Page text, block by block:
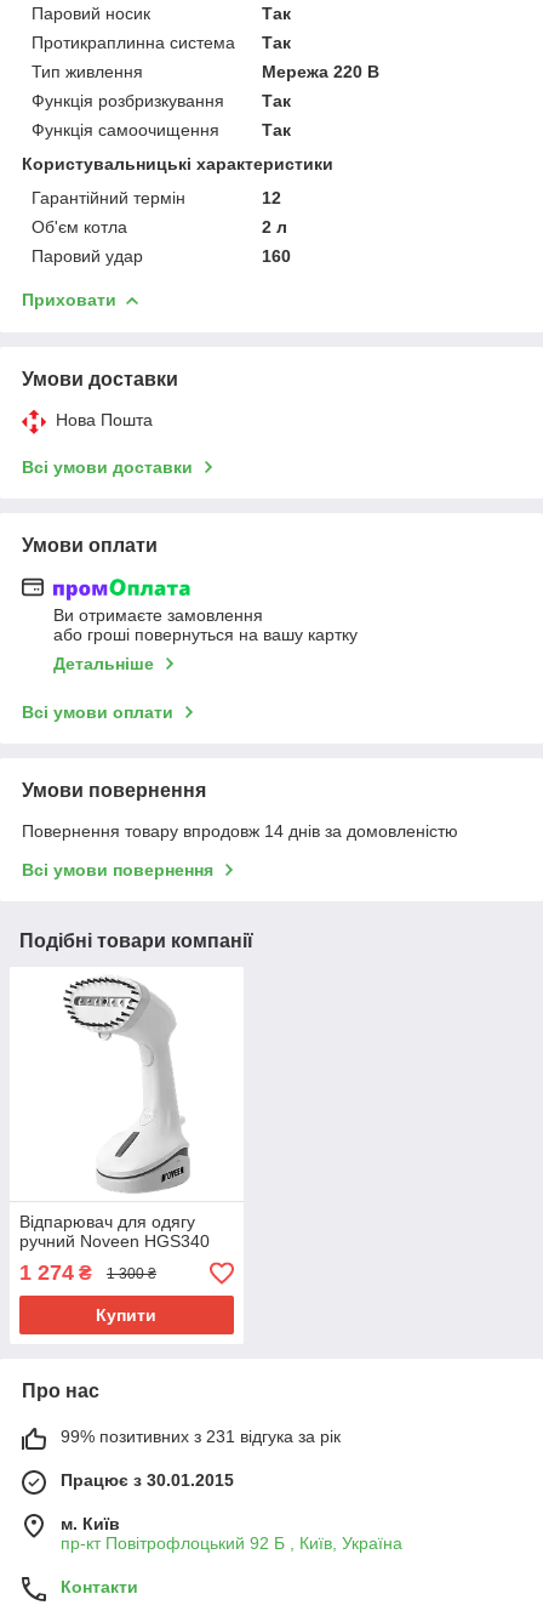
Паровий носик
Так
Протикраплинна система
Так
Тип живлення
Мережа 220 В
Функція розбризкування
Так
Функція самоочищення
Так
Користувальницькі характеристики
Гарантійний термін
12
Об'єм котла
2 л
Паровий удар
160
Приховати
Умови доставки
Нова Пошта
Всі умови доставки
Умови оплати
Ви отримаєте замовлення
або гроші повернуться на вашу картку
Детальніше
Всі умови оплати
Умови повернення
Повернення товару впродовж 14 днів за домовленістю
Всі умови повернення
Подібні товари компанії
Відпарювач для одягу
ручний Noveen HGS340
1 274 ₴ 1 300 ₴
Купити
Про нас
99% позитивних з 231 відгука за рік
Працює з 30.01.2015
м. Київ
пр-кт Повітрофлоцький 92 Б , Київ, Україна
Контакти